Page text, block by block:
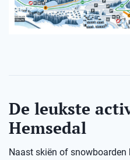
De leukste
Hemsedal
Naast skiën of